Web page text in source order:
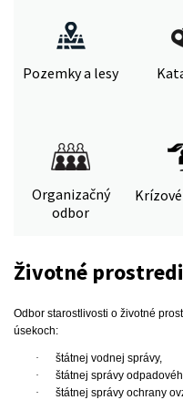
Pozemky a lesy
Organizačný
odbor
Životné
Odbor starostlivosti o životné
úsekoch:
·
štátnej vodnej správy,
·
štátnej správy
·
štátnej správy ochrany